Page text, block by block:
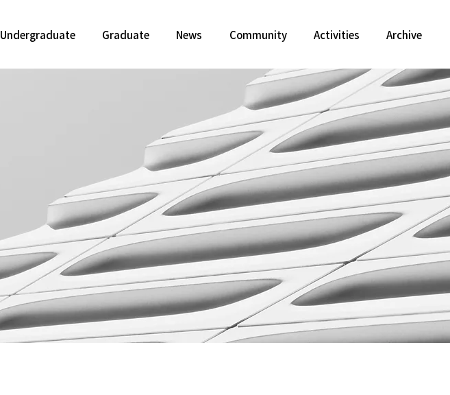
Undergraduate Graduate News Community Activities Archive